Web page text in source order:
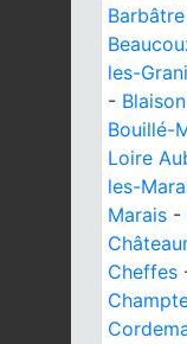
Barbâtre
les-
-
Bouillé-
Loire
les-
Marais -
Cheffes